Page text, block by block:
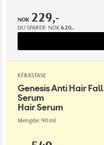
NOK 229,-
DU SPARER: NOK 620,-
KÉRASTASE
Genesis Anti Hair Fall
Serum
Hair Serum
Mengde: 90 ml